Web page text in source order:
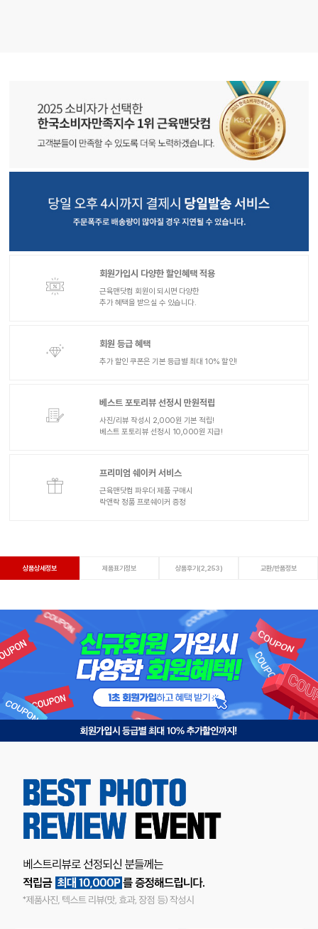
회원가입시 다양한 할인혜택 적용
근육맨닷컴 회원이 되시면 다양한
추가 혜택을 받으실 수 있습니다.
회원 등급 혜택
추가 할인 쿠폰은 기본 등급별 최대 10% 할인!
베스트 포토리뷰 선정시 만원적립
사진/리뷰 작성시 2,000원 기본 적립!
베스트 포토리뷰 선정시 10,000원 지급!
프리미엄 쉐이커 서비스
근육맨닷컴 파우더 제품 구매시
락앤락 정품 프로쉐이커 증정
상품상세정보 제품표기정보 상품후기(2,253) 교환/반품정보